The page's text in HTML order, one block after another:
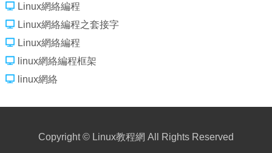
Linux網絡編程
Linux網絡編程之套接字
Linux網絡編程
linux網絡編程框架
linux網絡
Copyright © Linux教程網 All Rights Reserved